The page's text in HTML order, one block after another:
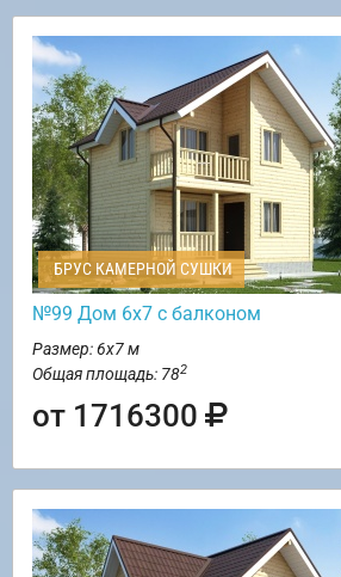
БРУС КАМЕРНОЙ СУШКИ
№99 Дом 6х7 с балконом
Размер: 6х7 м
Общая площадь: 782
от 1716300